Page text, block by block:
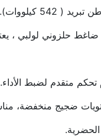
تحكم متقدم لضبط الأداء.